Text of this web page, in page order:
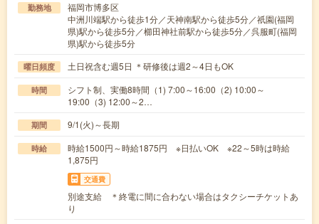
勤務地
福岡市博多区
中洲川端駅から徒歩1分／天神南駅から徒歩5分／祇園(福岡
県)駅から徒歩5分／櫛田神社前駅から徒歩5分／呉服町(福岡
県)駅から徒歩5分
曜日頻度 土日祝含む週5日 ＊研修後は週2～4日もOK
時間
シフト制、実働8時間（1) 7:00～16:00（2) 10:00～
19:00（3) 12:00～2…
期間 9/1(火)～長期
時給
時給1500円～時給1875円 ※日払いOK ※22～5時は時給
1,875円
交通費
別途支給 ＊終電に間に合わない場合はタクシーチケットあ
り